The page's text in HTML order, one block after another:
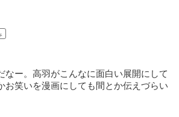
なー。高羽がこんなに面白い展開にして
お笑いを漫画にしても間とか伝えづらい